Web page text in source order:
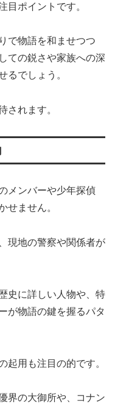
目ポイントです。
で物語を和ませつつ
ての鋭さや家族への深
るでしょう。
されます。
メンバーや少年探偵
せません。
現地の警察や関係者が
史に詳しい人物や、特
が物語の鍵を握るパタ
起用も注目の的です。
界の大御所や、コナン